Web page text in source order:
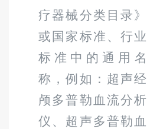
疗器械分类目录》
或国家标准、行业
标准中的通用名
称，例如：超声经
颅多普勒血流分析
仪、超声多普勒血